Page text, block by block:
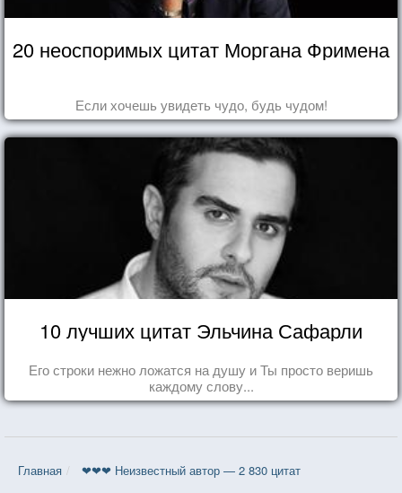
20 неоспоримых цитат Моргана Фримена
Если хочешь увидеть чудо, будь чудом!
10 лучших цитат Эльчина Сафарли
Его строки нежно ложатся на душу и Ты просто веришь
каждому слову...
Главная ❤❤❤ Неизвестный автор — 2 830 цитат